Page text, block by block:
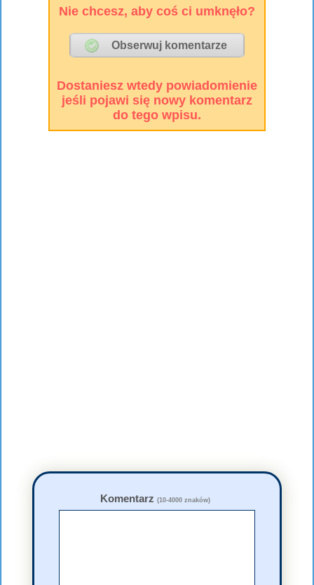
Nie chcesz, aby coś ci umknęło?
Dostaniesz wtedy powiadomienie
jeśli pojawi się nowy komentarz
do tego wpisu.
Komentarz (10-4000 znaków)